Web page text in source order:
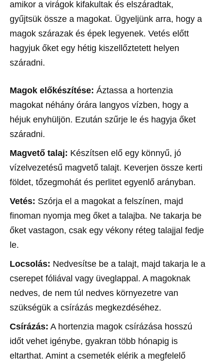
amikor a virágok kifakultak és elszáradtak,
gyűjtsük össze a magokat. Ügyeljünk arra, hogy a
magok szárazak és épek legyenek. Vetés előtt
hagyjuk őket egy hétig kiszellőztetett helyen
száradni.
Magok előkészítése: Áztassa a hortenzia
magokat néhány órára langyos vízben, hogy a
héjuk enyhüljön. Ezután szűrje le és hagyja őket
száradni.
Magvető talaj: Készítsen elő egy könnyű, jó
vízelvezetésű magvető talajt. Keverjen össze kerti
földet, tőzegmohát és perlitet egyenlő arányban.
Vetés: Szórja el a magokat a felszínen, majd
finoman nyomja meg őket a talajba. Ne takarja be
őket vastagon, csak egy vékony réteg talajjal fedje
le.
Locsolás: Nedvesítse be a talajt, majd takarja le a
cserepet fóliával vagy üveglappal. A magoknak
nedves, de nem túl nedves környezetre van
szükségük a csírázás megkezdéséhez.
Csírázás: A hortenzia magok csírázása hosszú
időt vehet igénybe, gyakran több hónapig is
eltarthat. Amint a csemeték elérik a megfelelő